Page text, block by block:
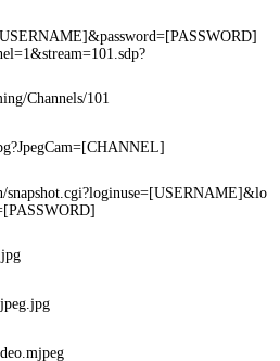
Channels/101
snapshot.cgi?loginuse=[USERNAME]&lo